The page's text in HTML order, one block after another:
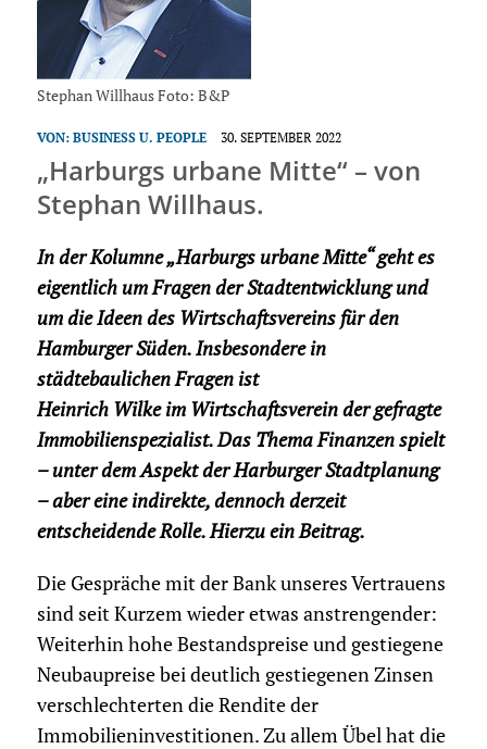
Stephan Willhaus Foto: B&P
VON: BUSINESS U. PEOPLE 30. SEPTEMBER 2022
„Harburgs urbane Mitte“ – von
Stephan Willhaus.
In der Kolumne „Harburgs urbane Mitte“ geht es
eigentlich um Fragen der Stadt­entwicklung und
um die Ideen des Wirtschaftsvereins für den
Hamburger Süden. Insbesondere in
städtebaulichen Fragen ist
Heinrich Wilke im Wirtschaftsverein der gefragte
Immobilienspezialist. Das Thema Finanzen spielt
– unter dem Aspekt der Harburger Stadtplanung
– aber eine indirekte, dennoch derzeit
entscheidende Rolle. Hierzu ein Beitrag.
Die Gespräche mit der Bank unseres Vertrauens
sind seit Kurzem wieder etwas anstrengender:
Weiterhin hohe Bestandspreise und gestiegene
Neubaupreise bei deutlich gestiegenen Zinsen
verschlechterten die Rendite der
Immobilieninvestitionen. Zu allem Übel hat die